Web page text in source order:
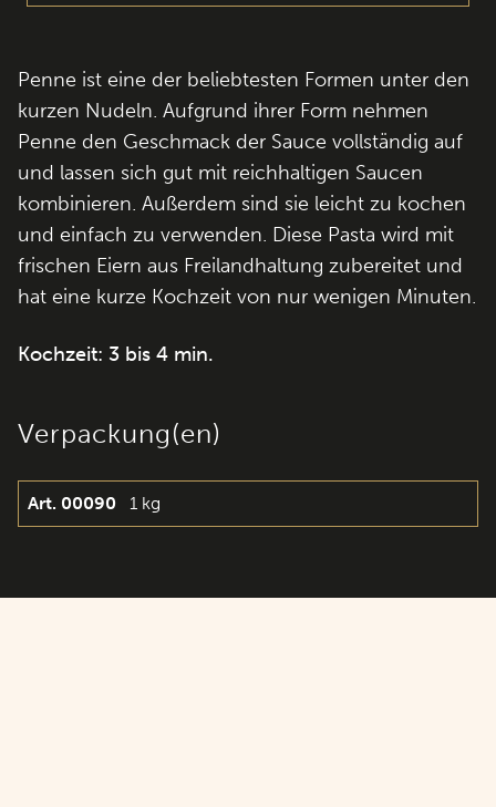
Penne ist eine der beliebtesten Formen unter den
kurzen Nudeln. Aufgrund ihrer Form nehmen
Penne den Geschmack der Sauce vollständig auf
und lassen sich gut mit reichhaltigen Saucen
kombinieren. Außerdem sind sie leicht zu kochen
und einfach zu verwenden. Diese Pasta wird mit
frischen Eiern aus Freilandhaltung zubereitet und
hat eine kurze Kochzeit von nur wenigen Minuten.
Kochzeit: 3 bis 4 min.
Verpackung(en)
Art. 00090 1 kg